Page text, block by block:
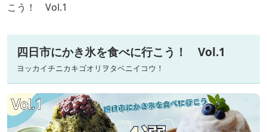
こう！ Vol.1
四日市にかき氷を食べに行こう！ Vol.1
ヨッカイチニカキゴオリヲタベニイコウ！